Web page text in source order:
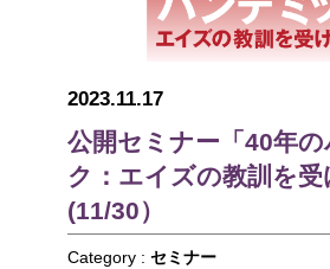
2023.11.17
公開セミナー「40年
ク：エイズの教訓を受
(11/30）
Category : セミナー